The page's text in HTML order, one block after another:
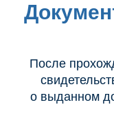
После
о выданном